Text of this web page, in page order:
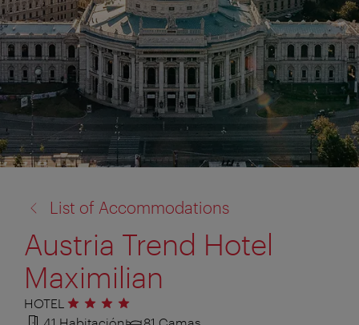
a:
List of Accommodations
Austria Trend Hotel
Maximilian
HOTEL 4 estrellas